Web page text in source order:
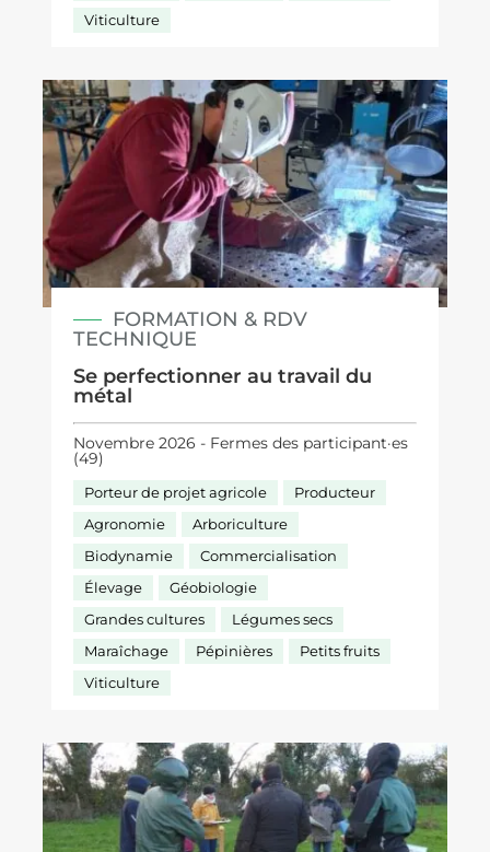
Viticulture
FORMATION & RDV
TECHNIQUE
Se perfectionner au travail du
métal
Novembre 2026 - Fermes des participant·es
(49)
Porteur de projet agricole
Producteur
Agronomie
Arboriculture
Biodynamie
Commercialisation
Élevage
Géobiologie
Grandes cultures
Légumes secs
Maraîchage
Pépinières
Petits fruits
Viticulture